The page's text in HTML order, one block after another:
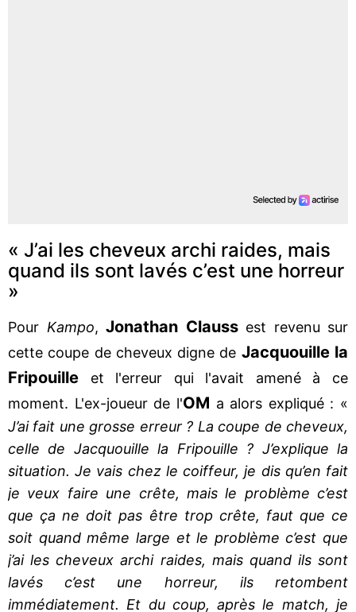
« J’ai les cheveux archi raides, mais
quand ils sont lavés c’est une horreur
»
Pour Kampo, Jonathan Claussest revenu sur
cette coupe de cheveux digne de Jacquouille la
Fripouille et l'erreur qui l'avait amené à ce
moment. L'ex-joueur de l'OM a alors expliqué : «
J’ai fait une grosse erreur ? La coupe de cheveux,
celle de Jacquouille la Fripouille ? J’explique la
situation. Je vais chez le coiffeur, je dis qu’en fait
je veux faire une crête, mais le problème c’est
que ça ne doit pas être trop crête, faut que ce
soit quand même large et le problème c’est que
j’ai les cheveux archi raides, mais quand ils sont
lavés c’est une horreur, ils retombent
immédiatement. Et du coup, après le match, je